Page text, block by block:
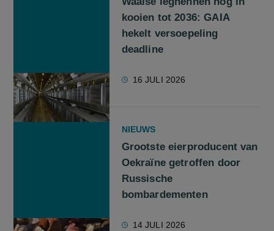
kooien tot 2036: GAIA
hekelt versoepeling
deadline
16 JULI 2026
NIEUWS
Grootste eierproducent van
Oekraïne getroffen door
Russische
bombardementen
14 JULI 2026